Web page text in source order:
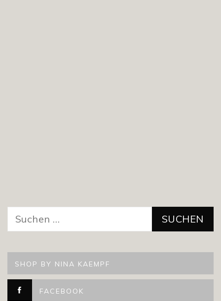
nach:
SHOP BY NINA KAEMPF
FACEBOOK